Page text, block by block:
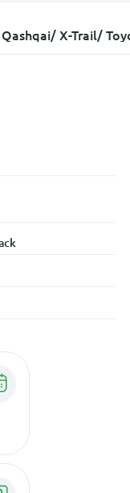
X-Trail/